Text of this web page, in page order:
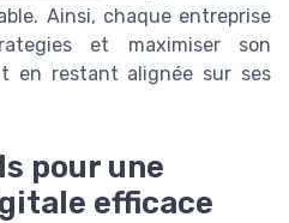
Ainsi, chaque entreprise
et maximiser son
en restant alignée sur ses
pour une
efficace